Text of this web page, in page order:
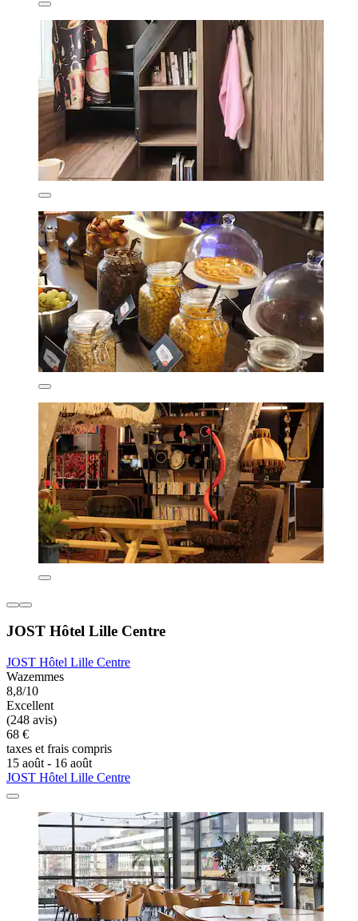
JOST Hôtel Lille Centre
JOST Hôtel Lille Centre
Wazemmes
8,8/10
Excellent
(248 avis)
68 €
taxes et frais compris
15 août - 16 août
JOST Hôtel Lille Centre